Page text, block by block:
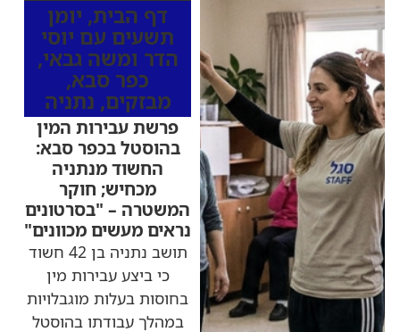
דף הבית, יומן
תשעים עם יוסי
הדר ומשה גבאי,
כפר סבא,
מבזקים, נתניה
פרשת עבירות המין
בהוסטל בכפר סבא:
החשוד מנתניה
מכחיש; חוקר
המשטרה – "בסרטונים
נראים מעשים מכוונים"
תושב נתניה בן 42 חשוד
כי ביצע עבירות מין
בחוסות בעלות מוגבלויות
במהלך עבודתו בהוסטל